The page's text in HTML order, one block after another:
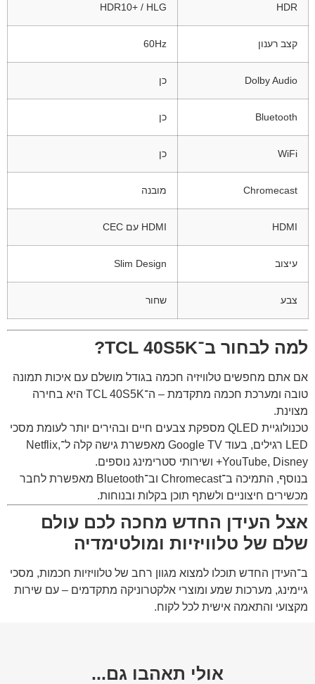
HDR
HDR10+ / HLG
קצב רענון 60Hz
Dolby Audio כן
Bluetooth כן
WiFi כן
Chromecast מובנה
HDMI HDMI עם CEC
עיצוב Slim Design
צבע שחור
למה לבחור ב־TCL 40S5K?
אם אתם מחפשים טלוויזיה חכמה בגודל מושלם עם איכות תמונה
טובה ומערכת חכמה מתקדמת – ה־TCL 40S5K היא בחירה
מצוינת.
טכנולוגיית QLED מספקת צבעים חיים ובהירים יותר לעומת מסכי
LED רגילים, בעוד Google TV מאפשרת גישה קלה ל־Netflix,
YouTube, Disney+ ושירותי סטרימינג נוספים.
בנוסף, התמיכה ב־Chromecast וב־Bluetooth מאפשרת לחבר
מכשירים חיצוניים ולשתף תוכן בקלות ובנוחות.
אצל העידן החדש מחכה לכם עולם
שלם של טלוויזיות ומולטימדיה
ב־העידן החדש תוכלו למצוא מגוון רחב של טלוויזיות חכמות, מסכי
גיימינג, מערכות שמע ומוצרי אלקטרוניקה מתקדמים – עם שירות
מקצועי והתאמה אישית לכל לקוח.
אולי תאהבו גם...